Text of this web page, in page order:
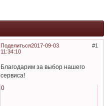
Поделиться 1
2017-09-03
11:34:10
Благодарим за выбор нашего
сервиса!
0